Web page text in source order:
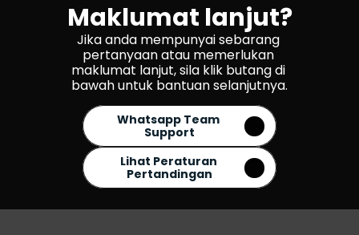
Maklumat lanjut?
Jika anda mempunyai sebarang
pertanyaan atau memerlukan
maklumat lanjut, sila klik butang di
bawah untuk bantuan selanjutnya.
Whatsapp Team
Support
Lihat Peraturan
Pertandingan